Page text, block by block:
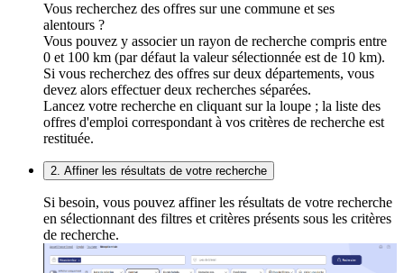
Vous recherchez des offres sur une commune et ses
alentours ?
Vous pouvez y associer un rayon de recherche compris entre
0 et 100 km (par défaut la valeur sélectionnée est de 10 km).
Si vous recherchez des offres sur deux départements, vous
devez alors effectuer deux recherches séparées.
Lancez votre recherche en cliquant sur la loupe ; la liste des
offres d'emploi correspondant à vos critères de recherche est
restituée.
2. Affiner les résultats de votre recherche
Si besoin, vous pouvez affiner les résultats de votre recherche
en sélectionnant des filtres et critères présents sous les critères
de recherche.